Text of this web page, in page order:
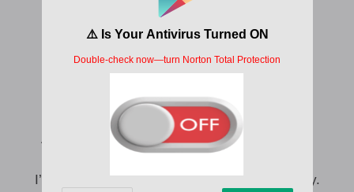
Without a single fear.
Hang your finger on it and make a promise.
Under the glow of light
It’s okay. The moon will be up soon.
And then the sun shines again, so don’t worry.
I’ll lay my body on the big ocean, so don’t worry.